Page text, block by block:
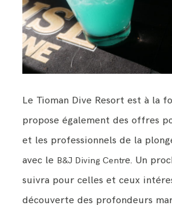
Le Tioman Dive Resort est à la
propose également des offres
et les professionnels de la
avec le B&J Diving Centre. Un
suivra pour celles et ceux
découverte des profondeurs